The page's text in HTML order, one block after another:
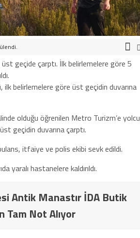
geçide çarptı. İlk belirlemelere göre 5
belirlemelere göre üst geçidin duvarına
olduğu öğrenilen Metro Turizm’e yolcu
geçidin duvarına çarptı.
itfaiye ve polis ekibi sevk edildi.
yaralı hastanelere kaldırıldı.
Antik Manastır İDA Butik
Not Alıyor